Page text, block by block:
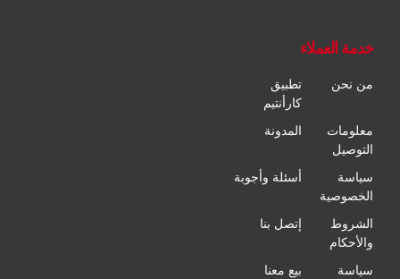
خدمة العملاء
من نحن
تطبيق
كارأنتيم
معلومات
التوصيل
المدونة
سياسة
الخصوصية
أسئلة وأجوبة
الشروط
والأحكام
إتصل بنا
سياسة بيع معنا